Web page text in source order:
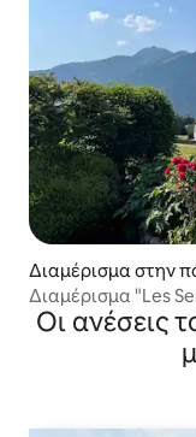
Διαμέρισμα στην
Διαμέρισμα "Les
Οι ανέσεις